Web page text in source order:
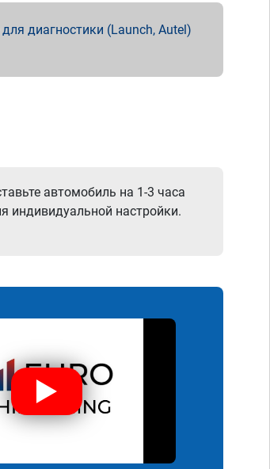
диагностики (Launch, Autel)
автомобиль на 1-3 часа
индивидуальной настройки.